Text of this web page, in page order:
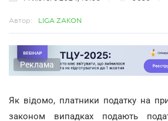
Автор: LIGA ZAKON
Реклама
Як відомо, платники податку на
законом випадках подають